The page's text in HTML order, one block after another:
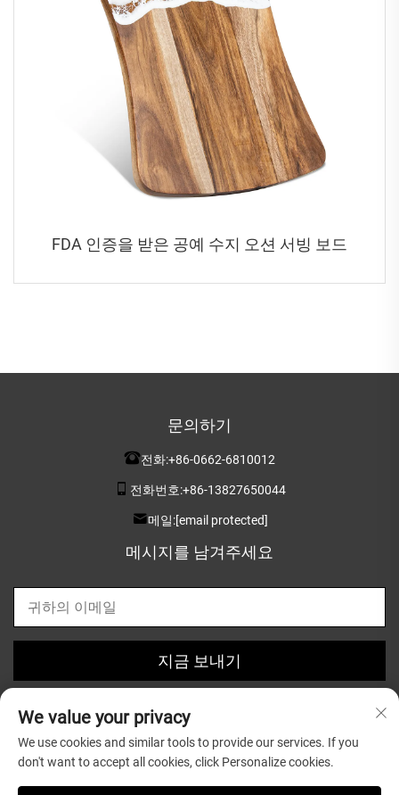
FDA 인증을 받은 공예 수지 오션 서빙 보드
문의하기
전화:+86-0662-6810012
전화번호:+86-13827650044
메일:[email protected]
메시지를 남겨주세요
지금 보내기
저작권 © 2025 Guangdong Greatsun Wooden Housewares
We value your privacy
We use cookies and similar tools to provide our services. If you
don't want to accept all cookies, click Personalize cookies.